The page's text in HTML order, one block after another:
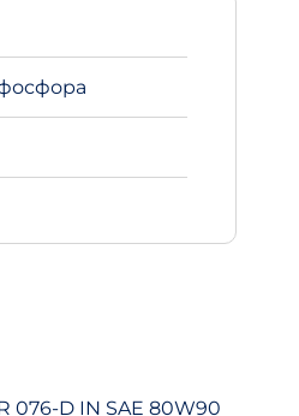
076-D IN SAE 80W90